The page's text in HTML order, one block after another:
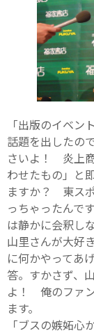
「出版のイベン
話題を出したの
さいよ！ 炎上
わせたもの」と
ますか？ 東ス
っちゃったんで
は静かに会釈し
山里さんが大好
に何かやってあ
答。すかさず、
よ！ 俺のファ
ます。
「ブスの嫉妬